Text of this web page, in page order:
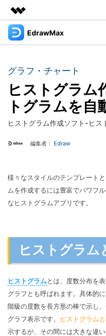
製品
ユーティリティ
概要
ソリューション
企業情報
プラン＆価格
EdrawMax
多用
作図種類
図面作成
P&ID
思考整理
コンセントマップ
リソース
オンラインAIツール
AIマインドマップ自動作成 >
新
サポート
ガイド
利用方法を案内します
EdrawMax >
動作環境
サポートセンター
法人向け
無料ダウンロード
検索
グラフ・チャート
ヒストグラム
トグラムを自
ヒストグラム作成ソフト-ヒス
編集者： Edraw
様々なスタイルのテンプレート
ムを作成するには豊富でパワフ
なヒストグラムアプリです。
ヒストグラム
ヒストグラム とは、度数分布を
グラフとも呼ばれます。具体的
階級の度数を長方形の棒で示し
グラフ表示です。
ヒストグラム
示するが、その間には大きな違